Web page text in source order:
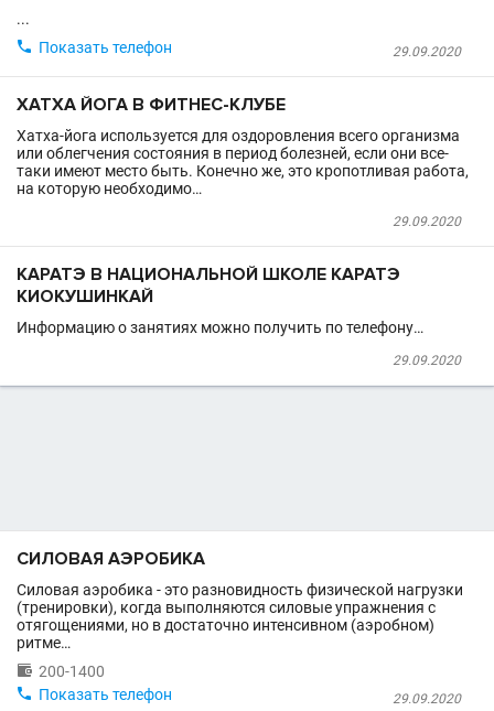
...
29.09.2020
 Показать телефон
ХАТХА ЙОГА В ФИТНЕС-КЛУБЕ
Хатха-йога используется для оздоровления всего организма
или облегчения состояния в период болезней, если они все-
таки имеют место быть. Конечно же, это кропотливая работа,
на которую необходимо…
29.09.2020
КАРАТЭ В НАЦИОНАЛЬНОЙ ШКОЛЕ КАРАТЭ
КИОКУШИНКАЙ
Информацию о занятиях можно получить по телефону…
29.09.2020
СИЛОВАЯ АЭРОБИКА
Силовая аэробика - это разновидность физической нагрузки
(тренировки), когда выполняются силовые упражнения с
отягощениями, но в достаточно интенсивном (аэробном)
ритме…
 200-1400
29.09.2020
 Показать телефон